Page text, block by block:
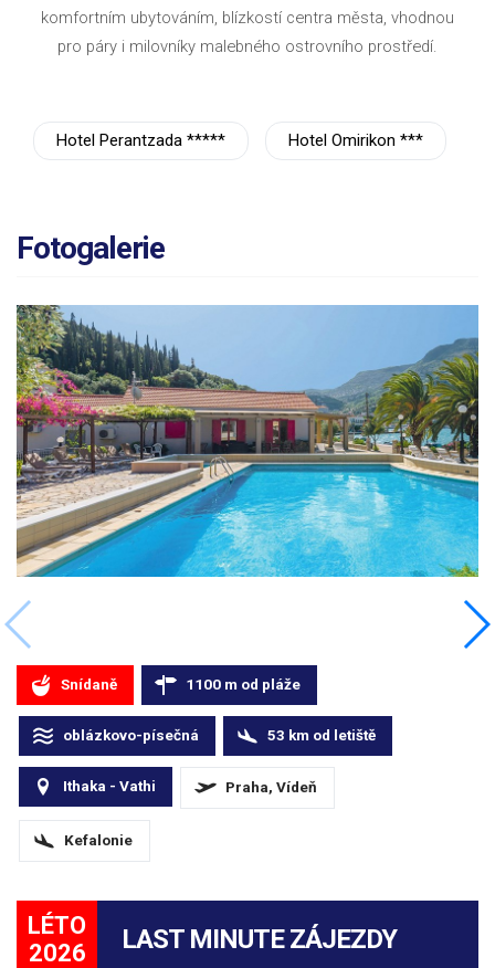
komfortním ubytováním, blízkostí centra města, vhodnou
pro páry i milovníky malebného ostrovního prostředí.
Hotel Perantzada ***** Hotel Omirikon ***
Fotogalerie
Snídaně 1100 m od pláže
oblázkovo-písečná 53 km od letiště
Ithaka - Vathi Praha, Vídeň
Kefalonie
LÉTO
2026
LAST MINUTE ZÁJEZDY